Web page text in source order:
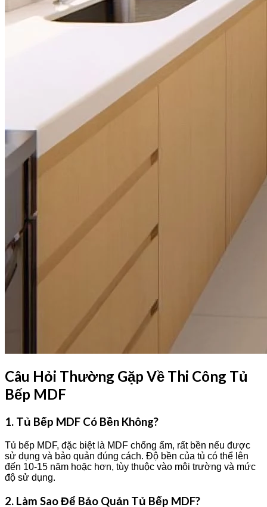
Câu Hỏi Thường Gặp Về Thi Công Tủ
Bếp MDF
1. Tủ Bếp MDF Có Bền Không?
Tủ bếp MDF, đặc biệt là MDF chống ẩm, rất bền nếu được
sử dụng và bảo quản đúng cách. Độ bền của tủ có thể lên
đến 10-15 năm hoặc hơn, tùy thuộc vào môi trường và mức
độ sử dụng.
2. Làm Sao Để Bảo Quản Tủ Bếp MDF?